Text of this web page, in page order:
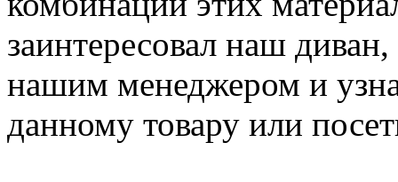
заинтересовал наш
нашим менеджером и
данному товару или